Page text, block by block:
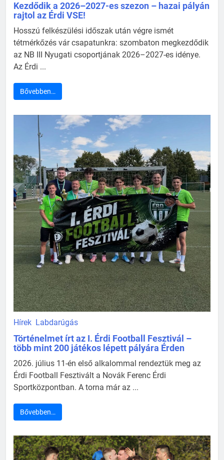
Kezdődik a 2026–2027-es szezon – hazai pályán
rajtol az Érdi VSE!
Hosszú felkészülési időszak után végre ismét
tétmérkőzés vár csapatunkra: szombaton megkezdődik
az NB III Nyugati csoportjának 2026–2027-es idénye.
Az Érdi ...
Bővebben…
Hírek Labdarúgás
Történelmet írt az I. Érdi Football Fesztivál –
több mint 200 játékos lépett pályára Érden
2026. július 11-én első alkalommal rendeztük meg az
Érdi Football Fesztivált a Novák Ferenc Érdi
Sportközpontban. A torna már az ...
Bővebben…